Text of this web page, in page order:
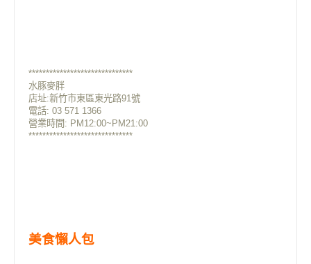
******************************
水豚麥胖
店址:新竹市東區東光路91號
電話: 03 571 1366
營業時間: PM12:00~PM21:00
******************************
美食懶人包